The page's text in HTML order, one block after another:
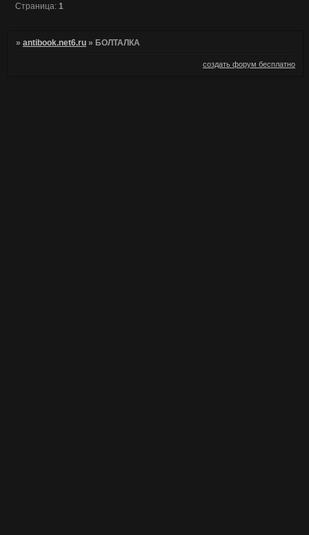
Страница:1
»antibook.net6.ru »БОЛТАЛКА
создать форум бесплатно